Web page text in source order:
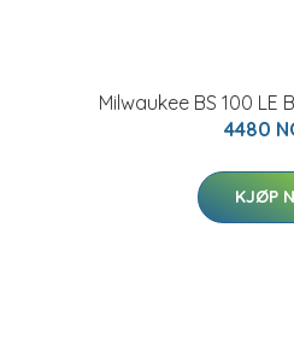
Milwaukee BS 100 LE
4480
KJØP